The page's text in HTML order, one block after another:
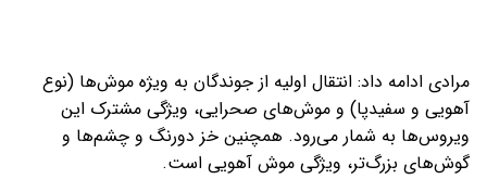
مرادی ادامه داد: انتقال اولیه از جوندگان به ویژه موش‌ها (نوع
آهویی و سفیدپا) و موش‌های صحرایی، ویژگی مشترک این
ویروس‌ها به شمار می‌رود. همچنین خز دورنگ و چشم‌ها و
گوش‌های بزرگ‌تر، ویژگی موش آهویی است.